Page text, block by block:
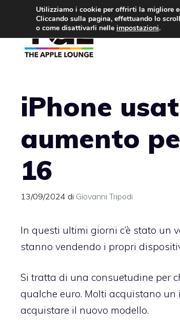
contenuto
iPhone
aumento
16
13/09/2024 di Giovanni Tripodi
In questi ultimi giorni c’è stato un
stanno vendendo i propri
Si tratta di una consuetudine per
qualche euro. Molti acquistano
acquistare il nuovo modello.
Utilizziamo i cookie per offrirti la migliore
Cliccando sulla pagina, effettuando lo
o come disattivarli nelle impostazioni.